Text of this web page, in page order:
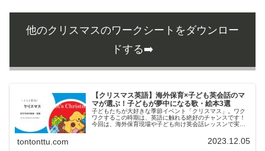
他のクリスマスのワークシートをダウンロー
ドする➡️
【クリスマス英語】海外保育×子ども英会話のマ
マが選ぶ！子どもが夢中になる歌・絵本3選
子どもたちが大好きな季節イベント「クリスマス」。ワク
ワクするこの時期は、英語に触れる絶好のチャンスです！
今回は、海外保育現場や子ども向け英会話レッスンで実際
tontonttu.com 2023.12.05